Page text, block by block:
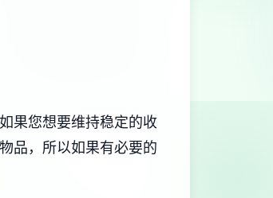
果您想要维持稳定的收
品，所以如果有必要的